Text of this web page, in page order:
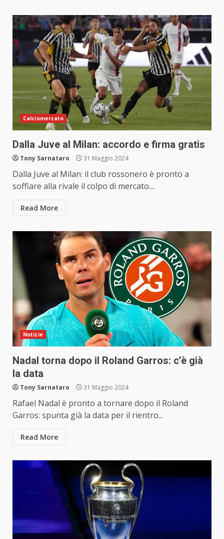
Calciomercato
Dalla Juve al Milan: accordo e firma gratis
Tony Sarnataro 31 Maggio 2024
Dalla Juve al Milan: il club rossonero è pronto a
soffiare alla rivale il colpo di mercato....
Read More
Notizie
Nadal torna dopo il Roland Garros: c’è già
la data
Tony Sarnataro 31 Maggio 2024
Rafael Nadal è pronto a tornare dopo il Roland
Garros: spunta già la data per il rientro...
Read More